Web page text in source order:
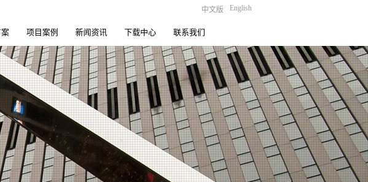
中文版 English
项目案例 新闻资讯 下载中心 联系我们